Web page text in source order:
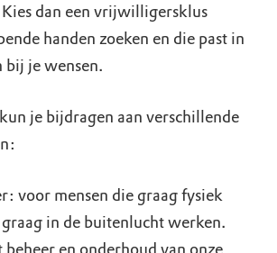
dan een vrijwilligersklus
handen zoeken en die past in
bij je wensen.
je bijdragen aan verschillende
voor mensen die graag fysiek
in de buitenlucht werken.
beheer en onderhoud van onze